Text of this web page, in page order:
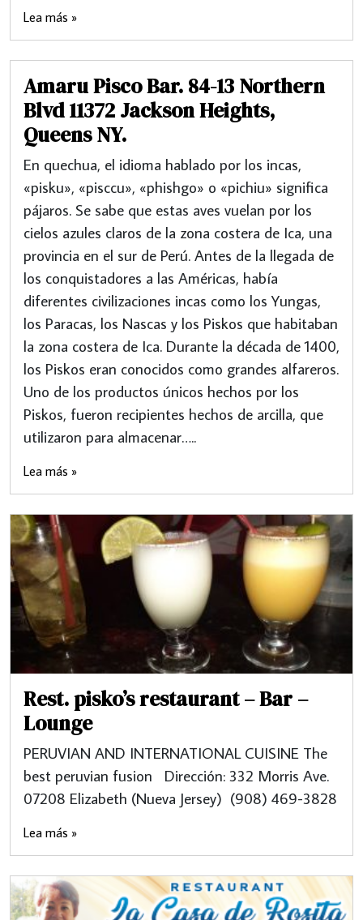
Lea más »
Amaru Pisco Bar. 84-13 Northern
Blvd 11372 Jackson Heights,
Queens NY.
En quechua, el idioma hablado por los incas,
«pisku», «pisccu», «phishgo» o «pichiu» significa
pájaros. Se sabe que estas aves vuelan por los
cielos azules claros de la zona costera de Ica, una
provincia en el sur de Perú. Antes de la llegada de
los conquistadores a las Américas, había
diferentes civilizaciones incas como los Yungas,
los Paracas, los Nascas y los Piskos que habitaban
la zona costera de Ica. Durante la década de 1400,
los Piskos eran conocidos como grandes alfareros.
Uno de los productos únicos hechos por los
Piskos, fueron recipientes hechos de arcilla, que
utilizaron para almacenar…..
Lea más »
Rest. pisko’s restaurant – Bar –
Lounge
PERUVIAN AND INTERNATIONAL CUISINE The
best peruvian fusion Dirección: 332 Morris Ave.
07208 Elizabeth (Nueva Jersey) (908) 469-3828
Lea más »